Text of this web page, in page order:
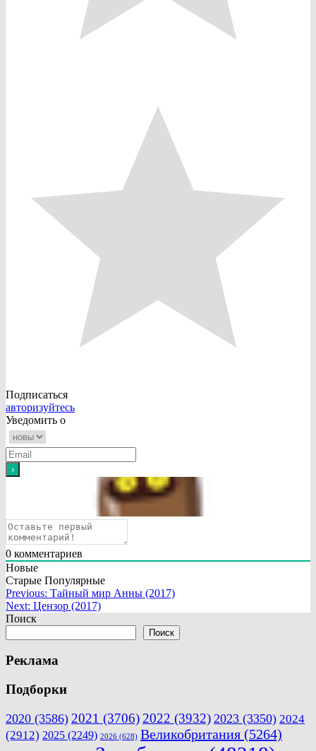
Подписаться
авторизуйтесь
Уведомить о
0 комментариев
Новые
Старые Популярные
Навигация
по
Previous: Тайный мир Анны (2017)
Next: Цензор (2017)
Поиск
Поиск
Реклама
Подборки
2020 (3586) 2021 (3706) 2022 (3932) 2023 (3350) 2024
(2912) 2025 (2249) 2026 (628) Великобритания (5264)